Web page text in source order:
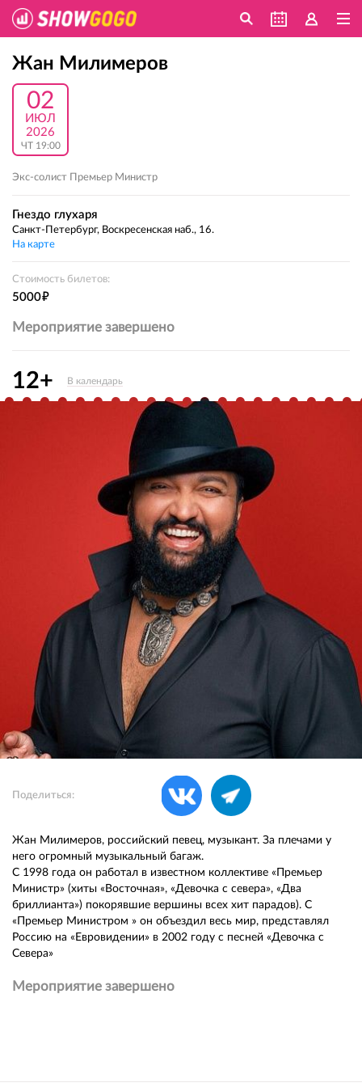
Жан Милимеров
02
ИЮЛ
2026
ЧТ 19:00
Экс-солист Премьер Министр
Гнездо глухаря
Санкт-Петербург, Воскресенская наб., 16.
На карте
Стоимость билетов:
5000е
Мероприятие завершено
12+ В календарь
Поделиться:
Жан Милимеров, российский певец, музыкант. За плечами у
него огромный музыкальный багаж.
С 1998 года он работал в известном коллективе «Премьер
Министр» (хиты «Восточная», «Девочка с севера», «Два
бриллианта») покорявшие вершины всех хит парадов). С
«Премьер Министром » он объездил весь мир, представлял
Россию на «Евровидении» в 2002 году с песней «Девочка с
Севера»
Мероприятие завершено